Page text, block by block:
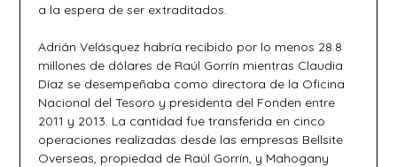
a la espera de ser extraditados.
Adrián Velásquez habría recibido por lo menos 28.8
millones de dólares de Raúl Gorrín mientras Claudia
Díaz se desempeñaba como directora de la Oficina
Nacional del Tesoro y presidenta del Fonden entre
2011 y 2013. La cantidad fue transferida en cinco
operaciones realizadas desde las empresas Bellsite
Overseas, propiedad de Raúl Gorrín, y Mahogany